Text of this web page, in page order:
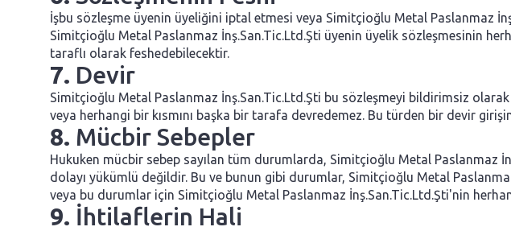
İşbu sözleşme üyenin üyeliğini iptal etmesi veya Simitçioğlu Metal Paslanmaz
Simitçioğlu Metal Paslanmaz İnş.San.Tic.Ltd.Şti üyenin üyelik sözleşmesinin
taraflı olarak feshedebilecektir.
7. Devir
Simitçioğlu Metal Paslanmaz İnş.San.Tic.Ltd.Şti bu sözleşmeyi bildirimsiz
veya herhangi bir kısmını başka bir tarafa devredemez. Bu türden bir devir
8. Mücbir Sebepler
Hukuken mücbir sebep sayılan tüm durumlarda, Simitçioğlu Metal Paslanmaz
dolayı yükümlü değildir. Bu ve bunun gibi durumlar, Simitçioğlu Metal
veya bu durumlar için Simitçioğlu Metal Paslanmaz İnş.San.Tic.Ltd.Şti'nin
9. İhtilaflerin Hali